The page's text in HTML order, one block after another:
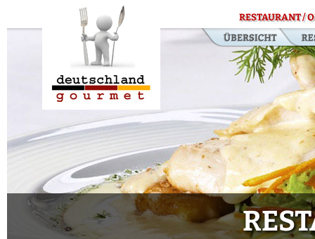
RESTAURANT /